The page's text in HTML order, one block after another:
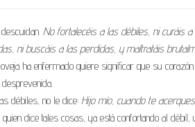
No fortalecéis a las débiles, ni curáis
ni buscáis a las perdidas, y maltratáis
ha enfermado quiere significar que su
débiles, no le dice: Hijo mío, cuando te
quien dice tales cosas, ya está confortando al